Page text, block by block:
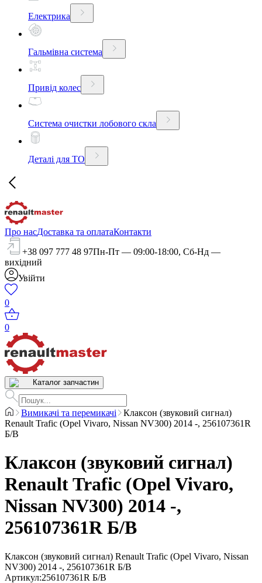
Електрика
Гальмівна система
Привід колес
Система очистки лобового скла
Деталі для ТО
Про насДоставка та оплатаКонтакти
+38 097 777 48 97Пн-Пт — 09:00-18:00, Сб-Нд —
вихідний
Увійти
0
0
Каталог запчастин
Вимикачі та перемикачі
Клаксон (звуковий сигнал)
Renault Trafic (Opel Vivaro, Nissan NV300) 2014 -, 256107361R
Б/В
Клаксон (звуковий сигнал)
Renault Trafic (Opel Vivaro,
Nissan NV300) 2014 -,
256107361R Б/В
Клаксон (звуковий сигнал) Renault Trafic (Opel Vivaro, Nissan
NV300) 2014 -, 256107361R Б/В
Артикул:256107361R Б/В